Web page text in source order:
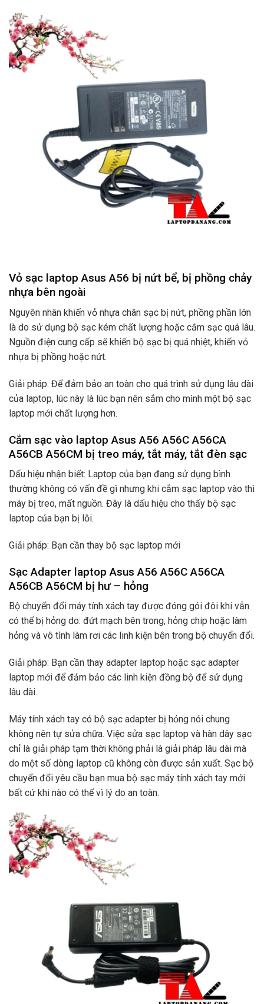
Vỏ sạc laptop Asus A56 bị nứt bể, bị phồng chảy
nhựa bên ngoài
Nguyên nhân khiến vỏ nhựa chân sạc bị nứt, phồng phần lớn
là do sử dụng bộ sạc kém chất lượng hoặc cắm sạc quá lâu.
Nguồn điện cung cấp sẽ khiến bộ sạc bị quá nhiệt, khiến vỏ
nhựa bị phồng hoặc nứt.
Giải pháp: Để đảm bảo an toàn cho quá trình sử dụng lâu dài
của laptop, lúc này là lúc bạn nên sắm cho mình một bộ sạc
laptop mới chất lượng hơn.
Cắm sạc vào laptop Asus A56 A56C A56CA
A56CB A56CM bị treo máy, tắt máy, tắt đèn sạc
Dấu hiệu nhận biết: Laptop của bạn đang sử dụng bình
thường không có vấn đề gì nhưng khi cắm sạc laptop vào thì
máy bị treo, mất nguồn. Đây là dấu hiệu cho thấy bộ sạc
laptop của bạn bị lỗi.
Giải pháp: Bạn cần thay bộ sạc laptop mới
Sạc Adapter laptop Asus A56 A56C A56CA
A56CB A56CM bị hư – hỏng
Bộ chuyển đổi máy tính xách tay được đóng gói đôi khi vẫn
có thể bị hỏng do: đứt mạch bên trong, hỏng chip hoặc làm
hỏng và vô tình làm rơi các linh kiện bên trong bộ chuyển đổi.
Giải pháp: Bạn cần thay adapter laptop hoặc sạc adapter
laptop mới để đảm bảo các linh kiện đồng bộ để sử dụng
lâu dài.
Máy tính xách tay có bộ sạc adapter bị hỏng nói chung
không nên tự sửa chữa. Việc sửa sạc laptop và hàn dây sạc
chỉ là giải pháp tạm thời không phải là giải pháp lâu dài mà
do một số dòng laptop cũ không còn được sản xuất. Sạc bộ
chuyển đổi yêu cầu bạn mua bộ sạc máy tính xách tay mới
bất cứ khi nào có thể vì lý do an toàn.